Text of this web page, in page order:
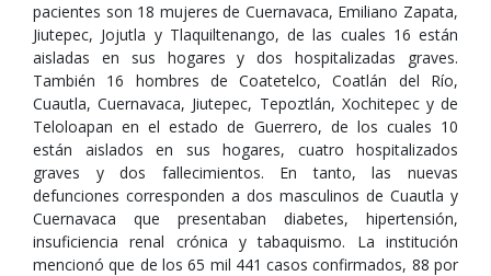
pacientes son 18 mujeres de Cuernavaca, Emiliano Zapata,
Jiutepec, Jojutla y Tlaquiltenango, de las cuales 16 están
aisladas en sus hogares y dos hospitalizadas graves.
También 16 hombres de Coatetelco, Coatlán del Río,
Cuautla, Cuernavaca, Jiutepec, Tepoztlán, Xochitepec y de
Teloloapan en el estado de Guerrero, de los cuales 10
están aislados en sus hogares, cuatro hospitalizados
graves y dos fallecimientos. En tanto, las nuevas
defunciones corresponden a dos masculinos de Cuautla y
Cuernavaca que presentaban diabetes, hipertensión,
insuficiencia renal crónica y tabaquismo. La institución
mencionó que de los 65 mil 441 casos confirmados, 88 por